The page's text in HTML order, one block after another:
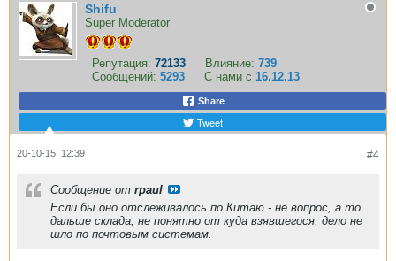
Shifu
Super Moderator
Репутация: 72133 Влияние: 739
Сообщений: 5293 С нами с 16.12.13
Share
Tweet
#4
20-10-15, 12:39
Сообщение от rpaul
Если бы оно отслеживалось по Китаю - не вопрос, а то
дальше склада, не понятно от куда взявшегося, дело не
шло по почтовым системам.